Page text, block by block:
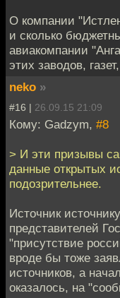
О компании
и сколько
авиакомпании
этих заводов,
neko »
#16 | 26.09.15 21:09
Кому: Gadzym, #8
> И эти призывы
данные открытых
подозрительнее.
Источник
представителей
"присутствие
вроде бы тоже
источников, а
оказалось, на